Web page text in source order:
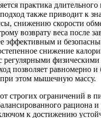
практика длительного
также приводит к
снижению скорости
возврату веса после
эффективным и
снижение
регулярными физическими
позволяет равномерно и
при этом мышечную массу.
строгих ограничений в
рациона
к достижению